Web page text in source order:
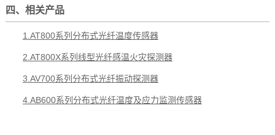
四、相关产品
1.AT800系列分布式光纤温度传感器
2.AT800X系列线型光纤感温火灾探测器
3.AV700系列分布式光纤振动探测器
4.AB600系列分布式光纤温度及应力监测传感器